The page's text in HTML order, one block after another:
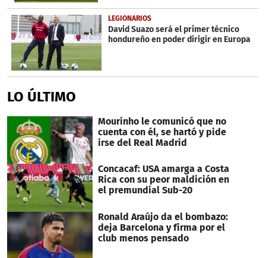
LEGIONARIOS
David Suazo será el primer técnico
hondureño en poder dirigir en Europa
LO ÚLTIMO
Mourinho le comunicó que no
cuenta con él, se hartó y pide
irse del Real Madrid
Concacaf: USA amarga a Costa
Rica con su peor maldición en
el premundial Sub-20
Ronald Araújo da el bombazo:
deja Barcelona y firma por el
club menos pensado